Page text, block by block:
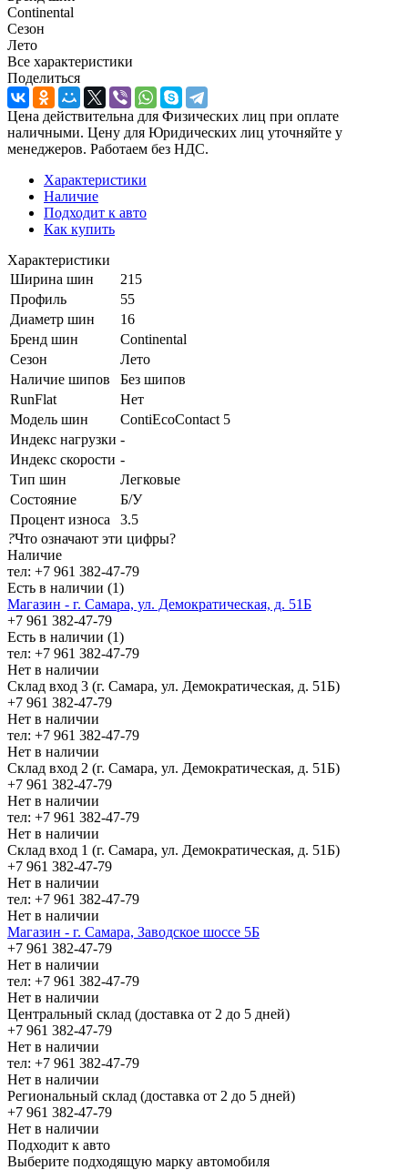
Continental
Сезон
Лето
Все характеристики
Поделиться
Цена действительна для Физических лиц при оплате
наличными. Цену для Юридических лиц уточняйте у
менеджеров. Работаем без НДС.
Характеристики
Наличие
Подходит к авто
Как купить
Характеристики
Ширина шин
215
Профиль
55
Диаметр шин
16
Бренд шин
Continental
Сезон
Лето
Наличие шипов
Без шипов
RunFlat
Нет
Модель шин
ContiEcoContact 5
Индекс нагрузки -
Индекс скорости -
Тип шин
Легковые
Состояние
Б/У
Процент износа
3.5
?Что означают эти цифры?
Наличие
тел: +7 961 382-47-79
Есть в наличии (1)
Магазин - г. Самара, ул. Демократическая, д. 51Б
+7 961 382-47-79
Есть в наличии (1)
тел: +7 961 382-47-79
Нет в наличии
Склад вход 3 (г. Самара, ул. Демократическая, д. 51Б)
+7 961 382-47-79
Нет в наличии
тел: +7 961 382-47-79
Нет в наличии
Склад вход 2 (г. Самара, ул. Демократическая, д. 51Б)
+7 961 382-47-79
Нет в наличии
тел: +7 961 382-47-79
Нет в наличии
Склад вход 1 (г. Самара, ул. Демократическая, д. 51Б)
+7 961 382-47-79
Нет в наличии
тел: +7 961 382-47-79
Нет в наличии
Магазин - г. Самара, Заводское шоссе 5Б
+7 961 382-47-79
Нет в наличии
тел: +7 961 382-47-79
Нет в наличии
Центральный склад (доставка от 2 до 5 дней)
+7 961 382-47-79
Нет в наличии
тел: +7 961 382-47-79
Нет в наличии
Региональный склад (доставка от 2 до 5 дней)
+7 961 382-47-79
Нет в наличии
Подходит к авто
Выберите подходящую марку автомобиля